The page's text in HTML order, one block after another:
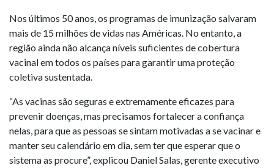
Nos últimos 50 anos, os programas de imunização salvaram
mais de 15 milhões de vidas nas Américas. No entanto, a
região ainda não alcança níveis suficientes de cobertura
vacinal em todos os países para garantir uma proteção
coletiva sustentada.
“As vacinas são seguras e extremamente eficazes para
prevenir doenças, mas precisamos fortalecer a confiança
nelas, para que as pessoas se sintam motivadas a se vacinar e
manter seu calendário em dia, sem ter que esperar que o
sistema as procure”, explicou Daniel Salas, gerente executivo